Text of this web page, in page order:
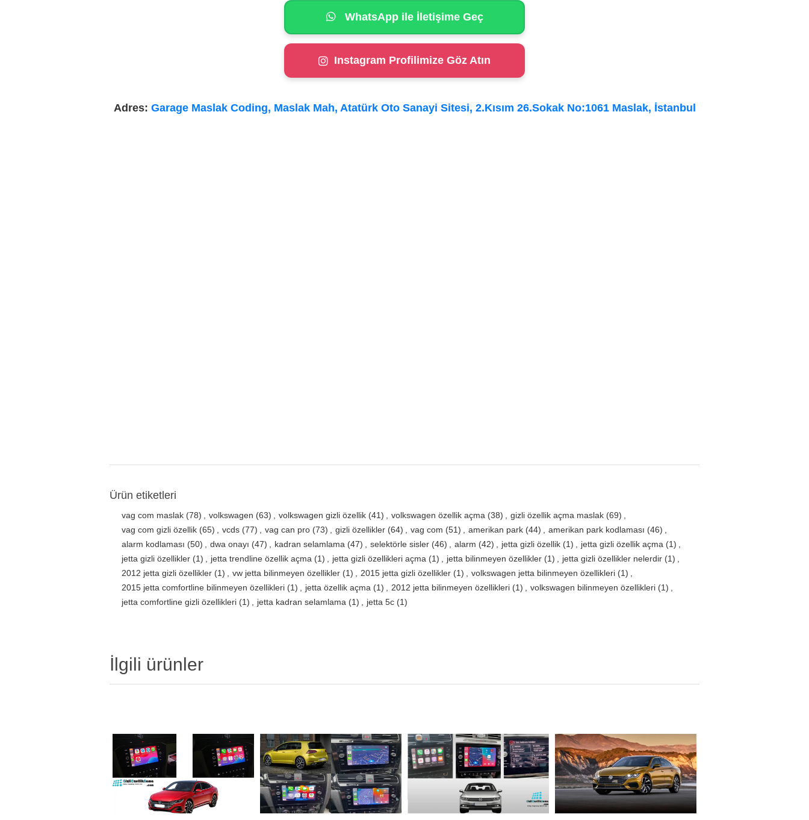
WhatsApp ile İletişime Geç
Instagram Profilimize Göz Atın
Adres: Garage Maslak Coding, Maslak Mah, Atatürk Oto Sanayi Sitesi, 2.Kısım 26.Sokak No:1061 Maslak, İstanbul
Ürün etiketleri
vag com maslak (78) , volkswagen (63) , volkswagen gizli özellik (41) , volkswagen özellik açma (38) , gizli özellik açma maslak (69) ,
vag com gizli özellik (65) , vcds (77) , vag can pro (73) , gizli özellikler (64) , vag com (51) , amerikan park (44) , amerikan park kodlaması (46) ,
alarm kodlaması (50) , dwa onayı (47) , kadran selamlama (47) , selektörle sisler (46) , alarm (42) , jetta gizli özellik (1) , jetta gizli özellik açma (1) ,
jetta gizli özellikler (1) , jetta trendline özellik açma (1) , jetta gizli özellikleri açma (1) , jetta bilinmeyen özellikler (1) , jetta gizli özellikler nelerdir (1) ,
2012 jetta gizli özellikler (1) , vw jetta bilinmeyen özellikler (1) , 2015 jetta gizli özellikler (1) , volkswagen jetta bilinmeyen özellikleri (1) ,
2015 jetta comfortline bilinmeyen özellikleri (1) , jetta özellik açma (1) , 2012 jetta bilinmeyen özellikleri (1) , volkswagen bilinmeyen özellikleri (1) ,
jetta comfortline gizli özellikleri (1) , jetta kadran selamlama (1) , jetta 5c (1)
İlgili ürünler